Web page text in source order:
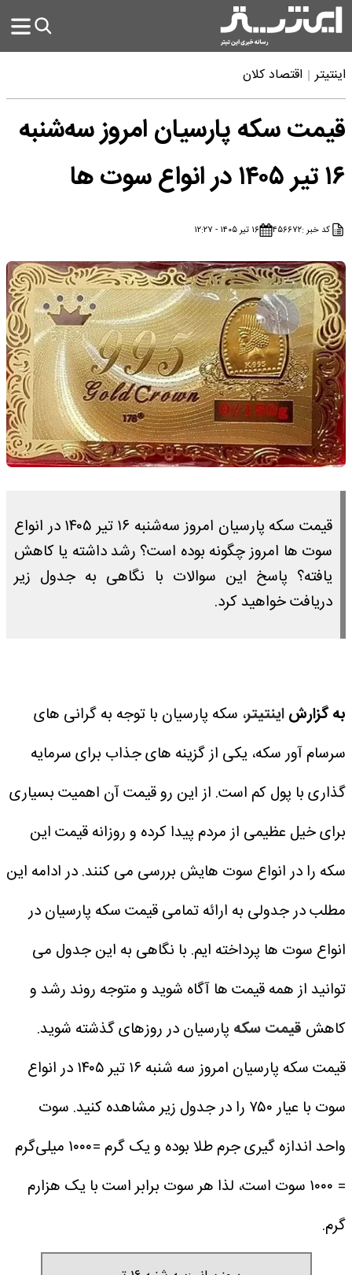
اینتیتر اقتصاد کلان
قیمت سکه پارسیان امروز سه‌شنبه
۱۶ تیر ۱۴۰۵ در انواع سوت ها
کد خبر :۴۵۶۶۷۲ ۱۶ تیر ۱۴۰۵ - ۱۲:۲۷
قیمت سکه پارسیان امروز سه‌شنبه ۱۶ تیر ۱۴۰۵ در انواع
سوت ها امروز چگونه بوده است؟ رشد داشته یا کاهش
یافته؟ پاسخ این سوالات با نگاهی به جدول زیر
دریافت خواهید کرد.
به گزارشاینتیتر، سکه پارسیان با توجه به گرانی های
سرسام آور سکه، یکی از گزینه های جذاب برای سرمایه
گذاری با پول کم است. از این رو قیمت آن اهمیت بسیاری
برای خیل عظیمی از مردم پیدا کرده و روزانه قیمت این
سکه را در انواع سوت هایش بررسی می کنند. در ادامه این
مطلب در جدولی به ارائه تمامی قیمت سکه پارسیان در
انواع سوت ها پرداخته ایم. با نگاهی به این جدول می
توانید از همه قیمت ها آگاه شوید و متوجه روند رشد و
کاهش قیمت سکه پارسیان در روزهای گذشته شوید.
قیمت سکه پارسیان امروز سه شنبه ۱۶ تیر ۱۴۰۵ در انواع
سوت با عیار ۷۵۰ را در جدول زیر مشاهده کنید. سوت
واحد اندازه گیری جرم طلا بوده و یک گرم =۱۰۰۰ میلی‌گرم
= ۱۰۰۰ سوت است، لذا هر سوت برابر است با یک هزارم
گرم.